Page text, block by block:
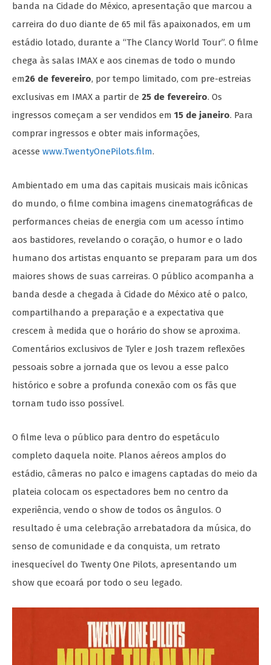
banda na Cidade do México, apresentação que marcou a
carreira do duo diante de 65 mil fãs apaixonados, em um
estádio lotado, durante a “The Clancy World Tour”. O filme
chega às salas IMAX e aos cinemas de todo o mundo
em26 de fevereiro, por tempo limitado, com pre-estreias
exclusivas em IMAX a partir de 25 de fevereiro. Os
ingressos começam a ser vendidos em 15 de janeiro. Para
comprar ingressos e obter mais informações,
acesse www.TwentyOnePilots.film.
Ambientado em uma das capitais musicais mais icônicas
do mundo, o filme combina imagens cinematográficas de
performances cheias de energia com um acesso íntimo
aos bastidores, revelando o coração, o humor e o lado
humano dos artistas enquanto se preparam para um dos
maiores shows de suas carreiras. O público acompanha a
banda desde a chegada à Cidade do México até o palco,
compartilhando a preparação e a expectativa que
crescem à medida que o horário do show se aproxima.
Comentários exclusivos de Tyler e Josh trazem reflexões
pessoais sobre a jornada que os levou a esse palco
histórico e sobre a profunda conexão com os fãs que
tornam tudo isso possível.
O filme leva o público para dentro do espetáculo
completo daquela noite. Planos aéreos amplos do
estádio, câmeras no palco e imagens captadas do meio da
plateia colocam os espectadores bem no centro da
experiência, vendo o show de todos os ângulos. O
resultado é uma celebração arrebatadora da música, do
senso de comunidade e da conquista, um retrato
inesquecível do Twenty One Pilots, apresentando um
show que ecoará por todo o seu legado.